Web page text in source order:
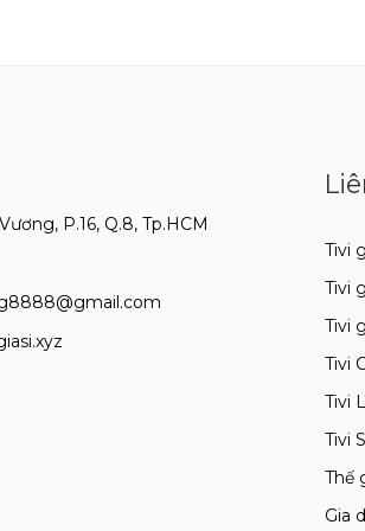
P.16, Q.8, Tp.HCM
Tivi
Tivi
Tivi
Tivi
Tivi
Tivi
Thế
Gia